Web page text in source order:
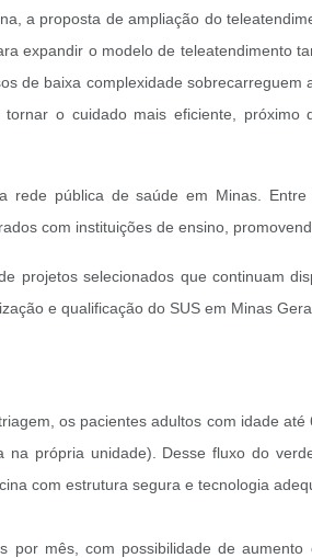
a proposta de ampliação do
expandir o modelo de teleatendimento
de baixa complexidade
o cuidado mais eficiente,
pública de saúde em Minas.
com instituições de ensino,
projetos selecionados que continuam
e qualificação do SUS em Minas
os pacientes adultos com idade
própria unidade). Desse fluxo do
com estrutura segura e tecnologia
mês, com possibilidade de